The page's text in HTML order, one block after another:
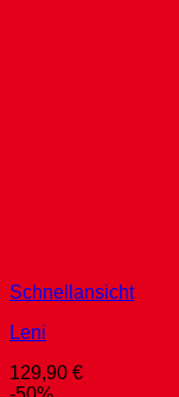
Schnellansicht
Leni
129,90 €